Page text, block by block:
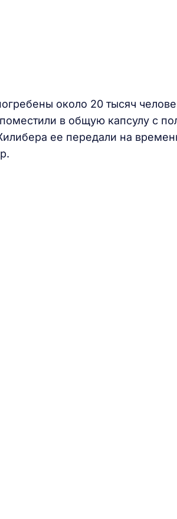
около 20 тысяч
в общую капсулу с
ее передали на